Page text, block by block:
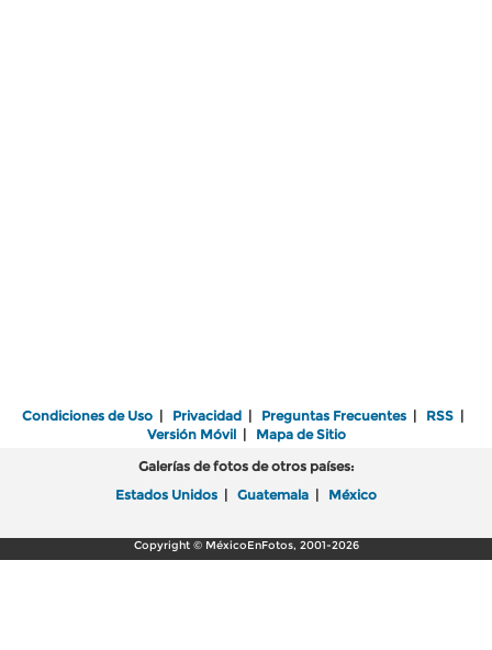
Condiciones de Uso | Privacidad | Preguntas Frecuentes | RSS |
Versión Móvil| Mapa de Sitio
Galerías de fotos de otros países:
Estados Unidos | Guatemala | México
Copyright © MéxicoEnFotos, 2001-2026